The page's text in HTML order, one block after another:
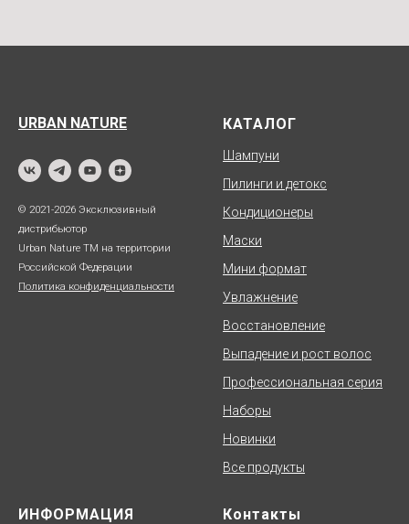
URBAN NATURE
© 2021-2026 Эксклюзивный
дистрибьютор
Urban Nature TM на территории
Российской Федерации
Политика конфиденциальности
КАТАЛОГ
Шампуни
Пилинги и детокс
Кондиционеры
Маски
Мини формат
Увлажнение
Восстановление
Выпадение и рост волос
Профессиональная серия
Наборы
Новинки
Все продукты
ИНФОРМАЦИЯ Контакты